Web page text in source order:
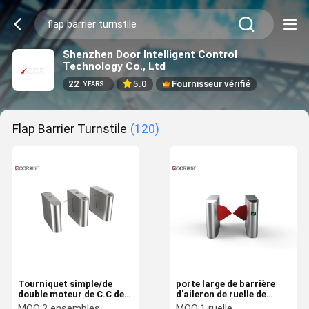
Shenzhen Door Intelligent Control
Technology Co., Ltd
22 YEARS 5.0 Fournisseur vérifié
Flap Barrier Turnstile (120)
Tourniquet simple/de
double moteur de C.C de
brosse de moteur
porte large de barrière
d'aileron de ruelle de
télescope de tourniquet